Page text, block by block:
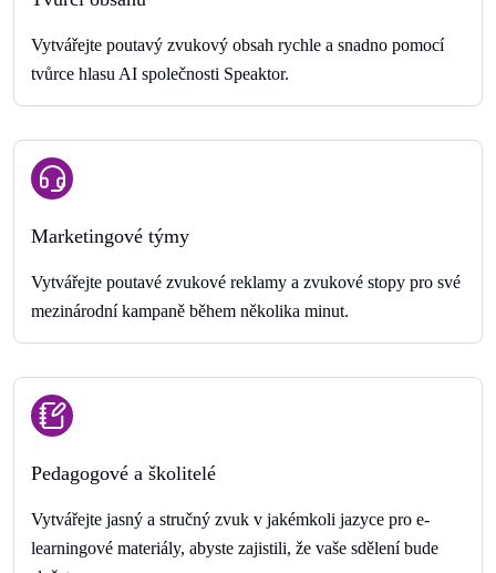
Vytvářejte poutavý zvukový obsah rychle a snadno pomocí
tvůrce hlasu AI společnosti Speaktor.
Marketingové týmy
Vytvářejte poutavé zvukové reklamy a zvukové stopy pro své
mezinárodní kampaně během několika minut.
Pedagogové a školitelé
Vytvářejte jasný a stručný zvuk v jakémkoli jazyce pro e-
learningové materiály, abyste zajistili, že vaše sdělení bude